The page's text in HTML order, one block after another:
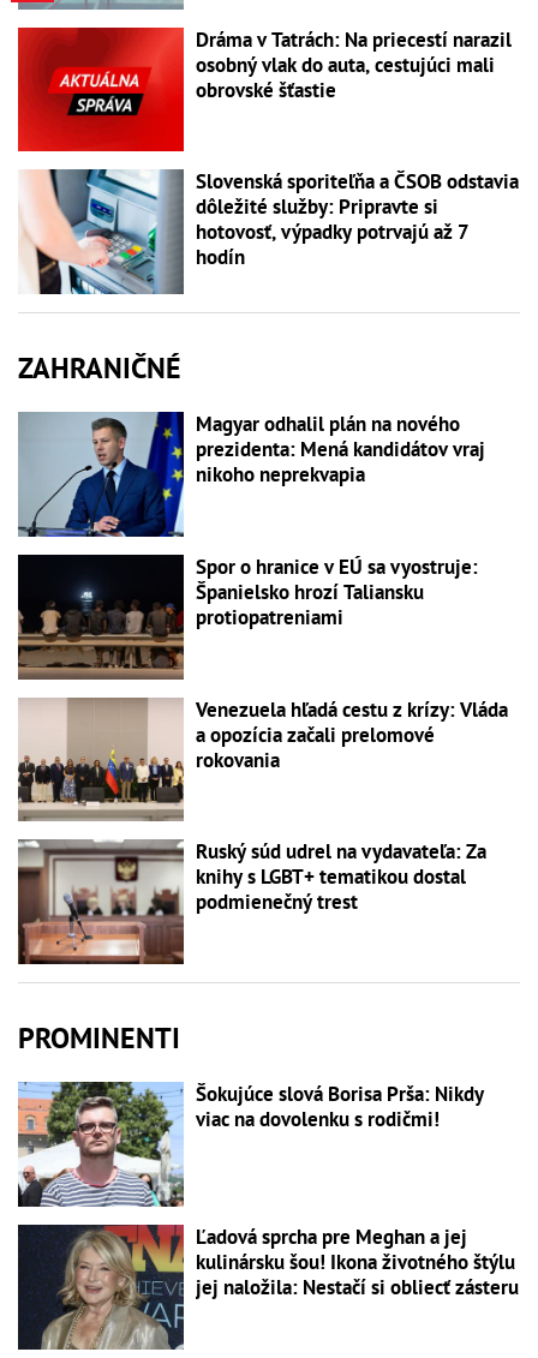
Dráma v Tatrách: Na priecestí narazil
osobný vlak do auta, cestujúci mali
obrovské šťastie
Slovenská sporiteľňa a ČSOB odstavia
dôležité služby: Pripravte si
hotovosť, výpadky potrvajú až 7
hodín
ZAHRANIČNÉ
Magyar odhalil plán na nového
prezidenta: Mená kandidátov vraj
nikoho neprekvapia
Spor o hranice v EÚ sa vyostruje:
Španielsko hrozí Taliansku
protiopatreniami
Venezuela hľadá cestu z krízy: Vláda
a opozícia začali prelomové
rokovania
Ruský súd udrel na vydavateľa: Za
knihy s LGBT+ tematikou dostal
podmienečný trest
PROMINENTI
Šokujúce slová Borisa Prša: Nikdy
viac na dovolenku s rodičmi!
Ľadová sprcha pre Meghan a jej
kulinársku šou! Ikona životného štýlu
jej naložila: Nestačí si obliecť zásteru